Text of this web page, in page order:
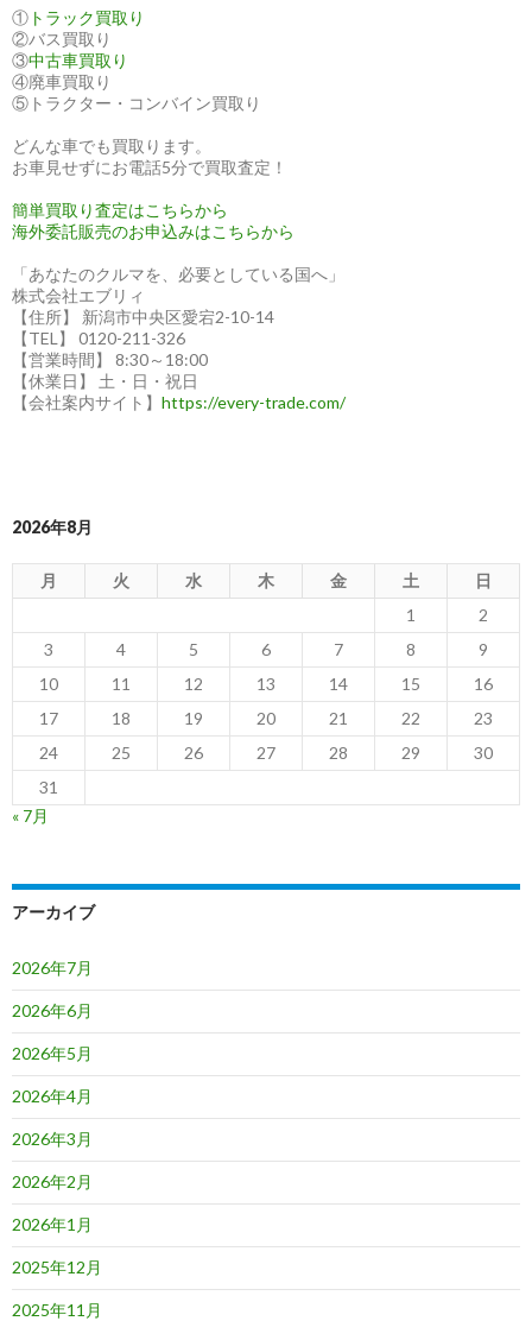
要
① トラック買取り
②バス買取り
③中古車買取り
④廃車買取り
⑤トラクター・コンバイン買取り
どんな車でも買取ります。
お車見せずにお電話5分で買取査定！
簡単買取り査定はこちらから
海外委託販売のお申込みはこちらから
「あなたのクルマを、必要としている国へ」
株式会社エブリィ
【住所】 新潟市中央区愛宕2-10-14
【TEL】 0120-211-326
【営業時間】 8:30～18:00
【休業日】 土・日・祝日
【会社案内サイト】 https://every-trade.com/
2026年8月
月 火 水 木 金 土
日
1
2
3
4 5 6 7 8
9
10
11 12 13 14 15
16
17
18 19 20 21 22
23
24
25 26 27 28 29
30
31
« 7月
アーカイブ
2026年7月
2026年6月
2026年5月
2026年4月
2026年3月
2026年2月
2026年1月
2025年12月
2025年11月